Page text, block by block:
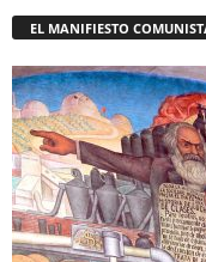
EL MANIFIESTO